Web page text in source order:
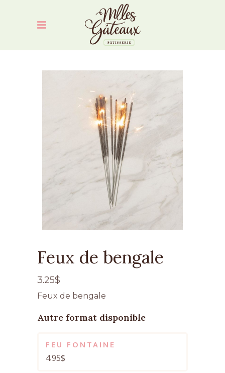
Feux de bengale
3.25$
Feux de bengale
Autre format disponible
FEU FONTAINE
4.95$